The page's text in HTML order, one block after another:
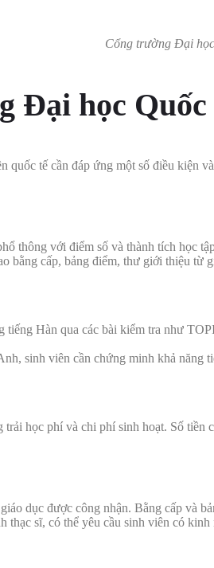
Cổng trường Đại
Đại học
tế cần đáp ứng một số điều kiện
thông với điểm số và thành tích học
bằng cấp, bảng điểm, thư giới thiệu
tiếng Hàn qua các bài kiểm tra như
sinh viên cần chứng minh khả
học phí và chi phí sinh hoạt. Số
dục được công nhận. Bằng cấp và
thạc sĩ, có thể yêu cầu sinh viên có